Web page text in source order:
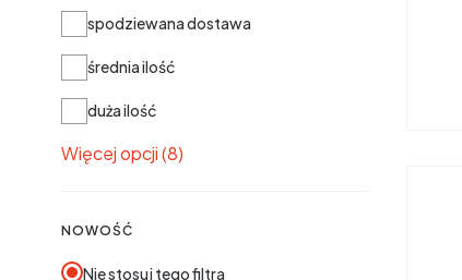
spodziewana dostawa
średnia ilość
duża ilość
Więcej opcji (8)
NOWOŚĆ
Nie stosuj tego filtra